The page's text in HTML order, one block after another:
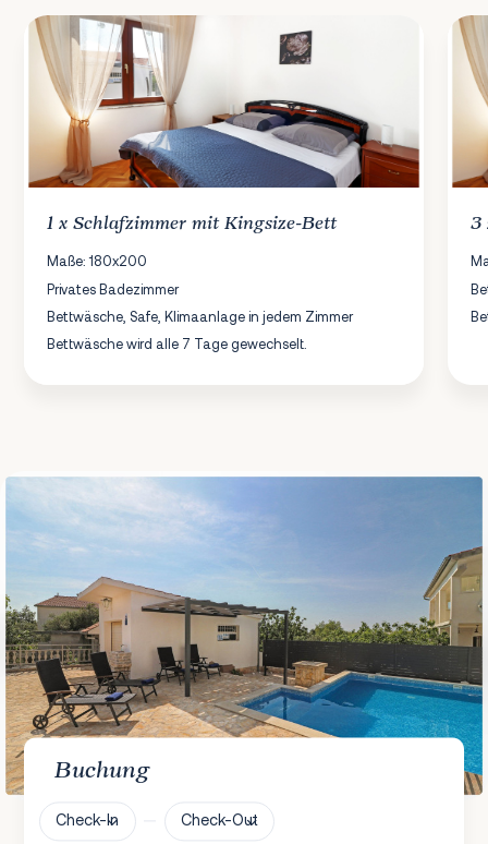
1 xSchlafzimmermit Kingsize-Bett
Maße: 180x200
Privates Badezimmer
Bettwäsche, Safe, Klimaanlage in jedem Zimmer
Bettwäsche wird alle 7 Tage gewechselt.
3
Buchung
Check-In Check-Out